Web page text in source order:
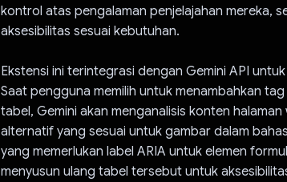
kontrol atas pengalaman penjelajahan mereka,
aksesibilitas sesuai kebutuhan.
Ekstensi ini terintegrasi dengan Gemini API
Saat pengguna memilih untuk menambahkan
tabel, Gemini akan menganalisis konten
alternatif yang sesuai untuk gambar dalam
yang memerlukan label ARIA untuk elemen
menyusun ulang tabel tersebut untuk